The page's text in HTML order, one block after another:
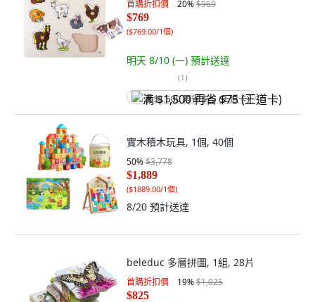
首購折扣價 20%$969
$769
($769.00/1個)
明天 8/10 (一) 預計送達
(1)
满 $1,500 再省 $75 (王道卡)
實木積木玩具, 1個, 40個
50%$3,778
$1,889
($1889.00/1個)
8/20 預計送達
beleduc 多層拼圖, 1組, 28片
首購折扣價 19%$1,025
$825